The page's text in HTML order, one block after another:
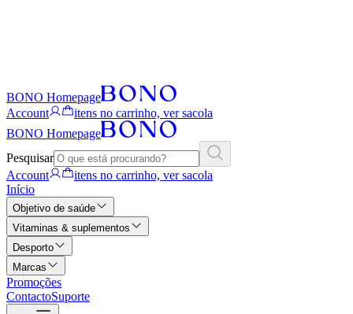
BONO Homepage
Account
itens no carrinho, ver sacola
BONO Homepage
Pesquisar
Account
itens no carrinho, ver sacola
Início
Objetivo de saúde
Vitaminas & suplementos
Desporto
Marcas
Promoções
ContactoSuporte